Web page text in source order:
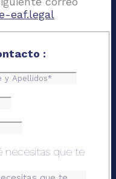
eaf.legal
:
necesitas que te